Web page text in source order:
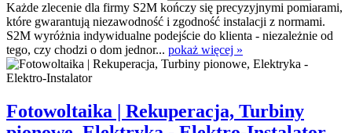
Każde zlecenie dla firmy S2M kończy się precyzyjnymi pomiarami,
które gwarantują niezawodność i zgodność instalacji z normami.
S2M wyróżnia indywidualne podejście do klienta - niezależnie od
tego, czy chodzi o dom jednor... pokaż więcej »
Fotowoltaika | Rekuperacja, Turbiny